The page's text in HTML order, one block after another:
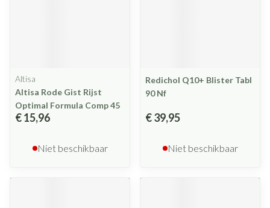
Altisa
Altisa Rode Gist Rijst
Optimal Formula Comp 45
€ 15,96
Niet beschikbaar
Redichol Q10+ Blister Tabl
90 Nf
€ 39,95
Niet beschikbaar